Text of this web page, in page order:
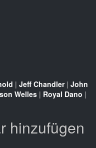
| Jeff Chandler| John
Welles | Royal Dano |
hinzufügen